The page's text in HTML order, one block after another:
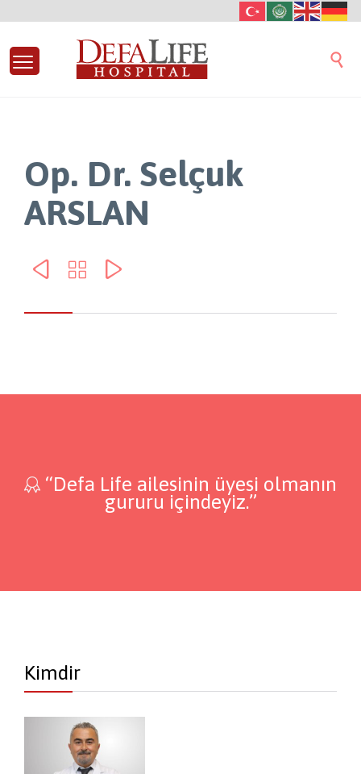

Op. Dr. Selçuk
ARSLAN
  
 “Defa Life ailesinin üyesi olmanın
gururu içindeyiz.”
Kimdir